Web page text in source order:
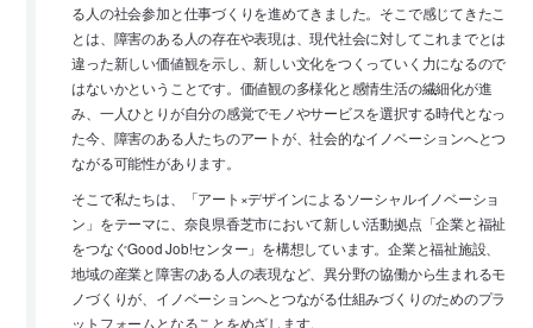
る人の社会参加と仕事づくりを進めてきました。そこで感じてきたこ
とは、障害のある人の存在や表現は、現代社会に対してこれまでとは
違った新しい価値観を示し、新しい文化をつくっていく力になるので
はないかということです。価値観の多様化と感情生活の繊細化が進
み、一人ひとりが自分の感覚でモノやサービスを選択する時代となっ
た今、障害のある人たちのアートが、社会的なイノベーションへとつ
ながる可能性があります。
そこで私たちは、「アート×デザインによるソーシャルイノベーショ
ン」をテーマに、奈良県香芝市において新しい活動拠点「企業と福祉
をつなぐGood Job!センター」を構想しています。企業と福祉施設、
地域の産業と障害のある人の表現など、異分野の協働から生まれるモ
ノづくりが、イノベーションへとつながる仕組みづくりのためのプラ
ットフォームとなることをめざします。